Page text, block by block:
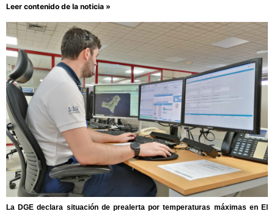
Leer contenido de la noticia »
La DGE declara situación de prealerta por temperaturas máximas en El